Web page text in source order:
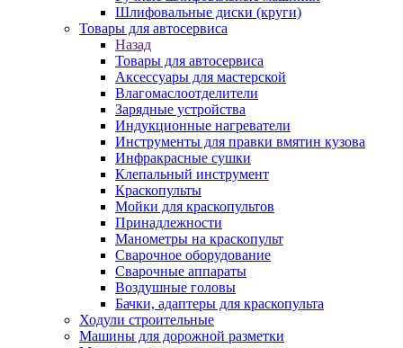
Шлифовальные диски (круги)
Товары для автосервиса
Назад
Товары для автосервиса
Аксессуары для мастерской
Влагомаслоотделители
Зарядные устройства
Индукционные нагреватели
Инструменты для правки вмятин кузова
Инфракрасные сушки
Клепальный инструмент
Краскопульты
Мойки для краскопультов
Принадлежности
Манометры на краскопульт
Сварочное оборудование
Сварочные аппараты
Воздушные головы
Бачки, адаптеры для краскопульта
Ходули строительные
Машины для дорожной разметки